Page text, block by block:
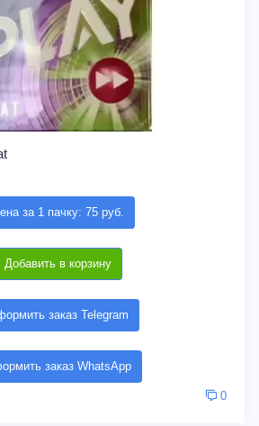
за 1 пачку: 75 руб.
Добавить в корзину
заказ Telegram
заказ WhatsApp
0